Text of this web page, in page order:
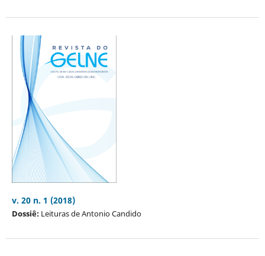
v. 20 n. 1 (2018)
Dossiê:Leituras de Antonio Candido